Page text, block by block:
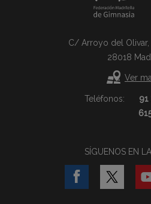
C/ Arroyo del Olivar,
28018
Ver
Teléfonos:
91
SÍGUENOS EN